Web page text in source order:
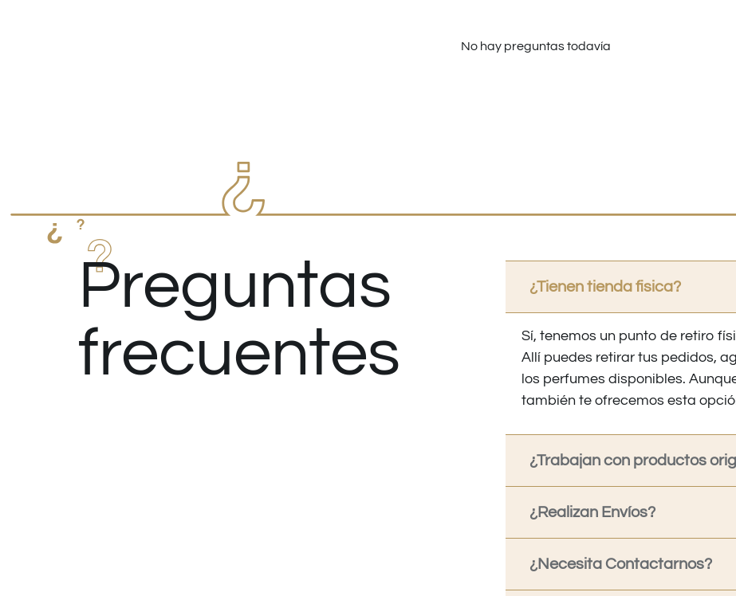
No hay preguntas todavía
Preguntas
frecuentes
¿Tienen tienda fisica?
Sí, tenemos un punto de retiro
Allí puedes retirar tus pedidos,
los perfumes disponibles.
también te ofrecemos esta
¿Trabajan con productos
¿Realizan Envíos?
¿Necesita Contactarnos?